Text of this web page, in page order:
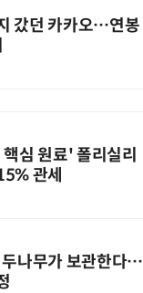
갔던 카카오…연봉
심 원료' 폴리실리
관세
두나무가 보관한다…